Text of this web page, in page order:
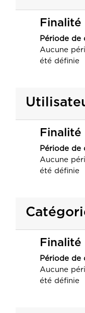
Finalité
Période de
Aucune
été définie
Finalité
Période de
Aucune
été définie
Finalité
Période de
Aucune
été définie